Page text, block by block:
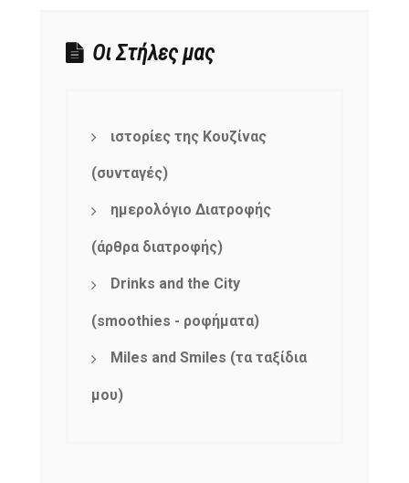
Οι Στήλες μας
ιστορίες της Κουζίνας
(συνταγές)
ημερολόγιο Διατροφής
(άρθρα διατροφής)
Drinks and the City
(smoothies - ροφήματα)
Miles and Smiles (τα ταξίδια
μου)
NEWSLETTER
Get ti
mel
y updates
fro
m
your favorite
products